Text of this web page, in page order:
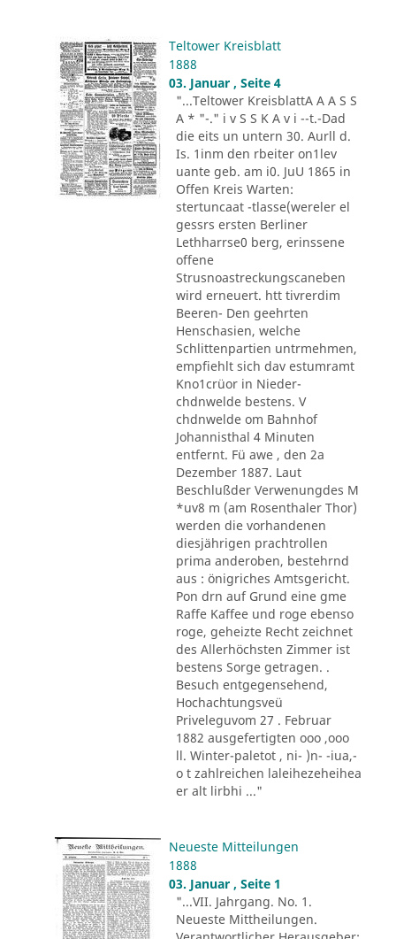
Teltower Kreisblatt
1888
03. Januar , Seite 4
"...Teltower KreisblattA A A S S
A * "-." i v S S K A v i --t.-Dad
die eits un untern 30. Aurll d.
Is. 1inm den rbeiter on1lev
uante geb. am i0. JuU 1865 in
Offen Kreis Warten:
stertuncaat -tlasse(wereler el
gessrs ersten Berliner
Lethharrse0 berg, erinssene
offene
Strusnoastreckungscaneben
wird erneuert. htt tivrerdim
Beeren- Den geehrten
Henschasien, welche
Schlittenpartien untrmehmen,
empfiehlt sich dav estumramt
Kno1crüor in Nieder-
chdnwelde bestens. V
chdnwelde om Bahnhof
Johannisthal 4 Minuten
entfernt. Fü awe , den 2a
Dezember 1887. Laut
Beschlußder Verwenungdes M
*uv8 m (am Rosenthaler Thor)
werden die vorhandenen
diesjährigen prachtrollen
prima anderoben, bestehrnd
aus : önigriches Amtsgericht.
Pon drn auf Grund eine gme
Raffe Kaffee und roge ebenso
roge, geheizte Recht zeichnet
des Allerhöchsten Zimmer ist
bestens Sorge getragen. .
Besuch entgegensehend,
Hochachtungsveü
Priveleguvom 27 . Februar
1882 ausgefertigten ooo ,ooo
ll. Winter-paletot , ni- )n- -iua,-
o t zahlreichen laleihezeheihea
er alt lirbhi ..."
Neueste Mitteilungen
1888
03. Januar , Seite 1
"...VII. Jahrgang. No. 1.
Neueste Mittheilungen.